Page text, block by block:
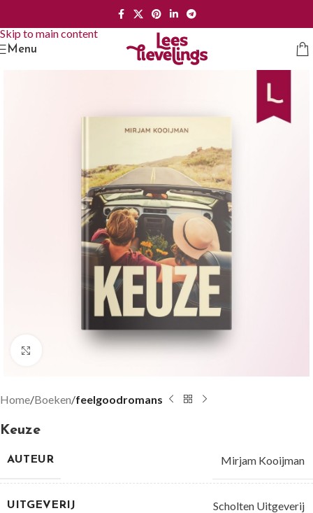
Skip to main content
Menu
Groter bekijken
Home Boeken feelgoodromans
Keuze
AUTEUR Mirjam Kooijman
UITGEVERIJ Scholten Uitgeverij